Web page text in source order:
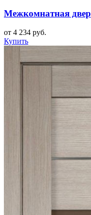
Межкомнатная
от 4 234 руб.
Купить